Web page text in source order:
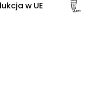
w UE